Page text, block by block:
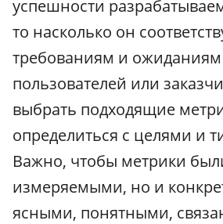
успешности
то насколько он
требованиям и ожиданиям
пользователей или
выбрать подходящие
определиться с целями и
Важно, чтобы метрики
измеряемыми, но и
ясными, понятными,